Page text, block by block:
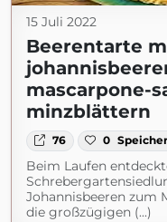
15 Juli 2022
Beerentarte
mascarpone-
minzblättern
76 0
Beim Laufen
Johannisbeeren zum
die großzügigen (...)